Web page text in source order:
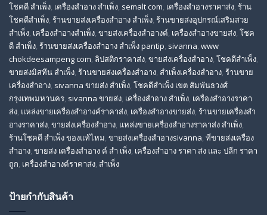
โชคดี สําเพ็ง, เครื่องสำอาง สำเพ็ง, semalt com, เครื่องสำอางราคาส่ง, ร้าน
โชคดีสำเพ็ง, ร้านขายส่งเครื่องสําอาง สําเพ็ง, ร้านขายส่งอุปกรณ์เสริมสวย
สําเพ็ง, เครื่องสำอางสำเพ็ง, ขายส่งเครื่องสำอางค์, เครื่องสำอางขายส่ง, โชค
ดี สําเพ็ง, ร้านขายส่งเครื่องสําอาง สําเพ็ง pantip, sivanna, www
chokdeesampeng com, ลิปสติกราคาส่ง, ขายส่งเครื่องสำอาง, โชคดีสำเพ็ง,
ขายส่งมิสทีน สําเพ็ง, ร้านขายส่งเครื่องสำอาง, สําเพ็งเครื่องสําอาง, ร้านขาย
เครื่องสำอาง, sivanna ขายส่ง สําเพ็ง, โชคดีสำเพ็ง เขต สัมพันธวงศ์
กรุงเทพมหานคร, sivanna ขายส่ง, เครื่องสําอาง สําเพ็ง, เครื่องสําอางราคา
ส่ง, แหล่งขายเครื่องสําอางค์ราคาส่ง, เครื่องสําอางขายส่ง, ร้านขายเครื่องสํา
อางราคาส่ง, ขายส่งเครื่องสําอาง, แหล่งขายเครื่องสําอางราคาส่ง สําเพ็ง,
ร้านโชคดี สําเพ็ง ของแท้ไหม, ขายส่งเครื่องสําอางsivanna, ที่ขายส่งเครื่อง
สําอาง, ขายส่ง เครื่องสำอาง ค์ สำ เพ็ง, เครื่องสำอาง ราคา ส่ง และ ปลีก ราคา
ถูก, เครื่องสำอางค์ราคาส่ง, สำเพ็ง
ป้ายกำกับสินค้า